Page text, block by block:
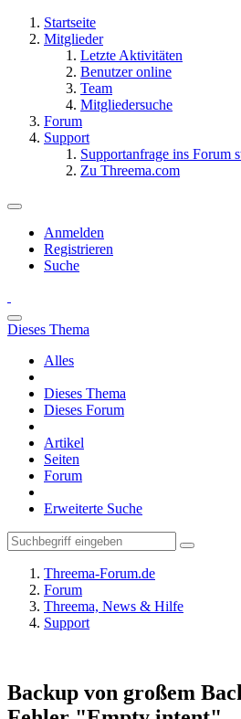
Startseite
Mitglieder
Letzte Aktivitäten
Benutzer online
Team
Mitgliedersuche
Forum
Support
Supportanfrage ins Forum
Zu Threema.com
Anmelden
Registrieren
Suche
Dieses Thema
Alles
Dieses Thema
Dieses Forum
Artikel
Seiten
Forum
Erweiterte Suche
Threema-Forum.de
Forum
Threema, News & Hilfe
Support
Backup von großem